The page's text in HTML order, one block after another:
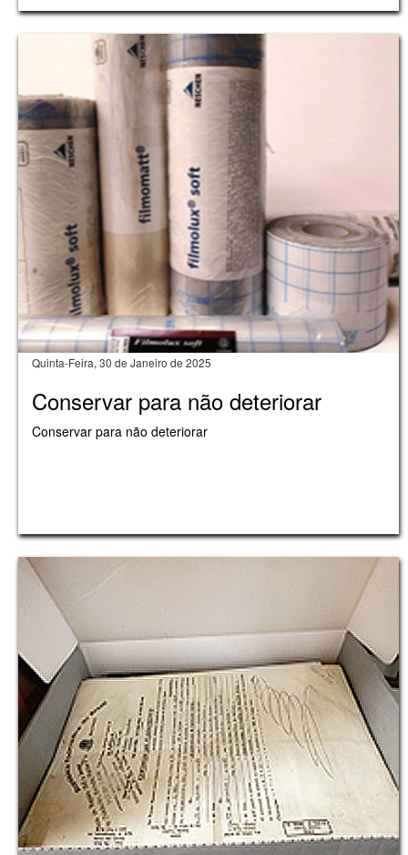
Quinta-Feira, 30 de Janeiro de 2025
Conservar para não deteriorar
Conservar para não deteriorar